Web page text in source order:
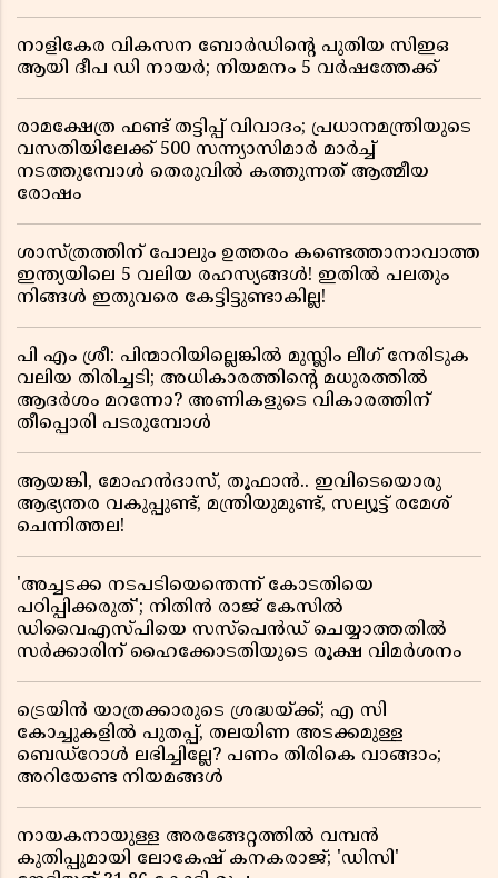
നാളികേര വികസന ബോർഡിൻ്റെ പുതിയ സിഇഒ
ആയി ദീപ ഡി നായർ; നിയമനം 5 വർഷത്തേക്ക് ​​​​​​​
രാമക്ഷേത്ര ഫണ്ട് തട്ടിപ്പ് വിവാദം; പ്രധാനമന്ത്രിയുടെ
വസതിയിലേക്ക് 500 സന്ന്യാസിമാർ മാർച്ച്
നടത്തുമ്പോൾ തെരുവിൽ കത്തുന്നത് ആത്മീയ
രോഷം
ശാസ്ത്രത്തിന് പോലും ഉത്തരം കണ്ടെത്താനാവാത്ത
ഇന്ത്യയിലെ 5 വലിയ രഹസ്യങ്ങൾ! ഇതിൽ പലതും
നിങ്ങൾ ഇതുവരെ കേട്ടിട്ടുണ്ടാകില്ല!
പി എം ശ്രീ: പിന്മാറിയില്ലെങ്കിൽ മുസ്ലിം ലീഗ് നേരിടുക
വലിയ തിരിച്ചടി; അധികാരത്തിന്റെ മധുരത്തിൽ
ആദർശം മറന്നോ? അണികളുടെ വികാരത്തിന്
തീപ്പൊരി പടരുമ്പോൾ
ആയങ്കി, മോഹൻദാസ്, തൂഫാൻ.. ഇവിടെയൊരു
ആഭ്യന്തര വകുപ്പുണ്ട്, മന്ത്രിയുമുണ്ട്, സല്യൂട്ട് രമേശ്‌
ചെന്നിത്തല!
'അച്ചടക്ക നടപടിയെന്തെന്ന് കോടതിയെ
പഠിപ്പിക്കരുത്'; നിതിൻ രാജ് കേസിൽ
ഡിവൈഎസ്പിയെ സസ്പെൻഡ് ചെയ്യാത്തതിൽ
സർക്കാരിന് ഹൈക്കോടതിയുടെ രൂക്ഷ വിമർശനം
ട്രെയിൻ യാത്രക്കാരുടെ ശ്രദ്ധയ്ക്ക്; എ സി
കോച്ചുകളിൽ പുതപ്പ്, തലയിണ അടക്കമുള്ള
ബെഡ്റോൾ ലഭിച്ചില്ലേ? പണം തിരികെ വാങ്ങാം;
അറിയേണ്ട നിയമങ്ങൾ
നായകനായുള്ള അരങ്ങേറ്റത്തിൽ വമ്പൻ
കുതിപ്പുമായി ലോകേഷ് കനകരാജ്; 'ഡിസി'